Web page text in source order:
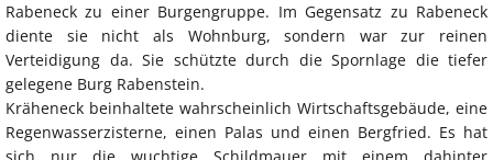
Rabeneck zu einer Burgengruppe. Im Gegensatz zu Rabeneck
diente sie nicht als Wohnburg, sondern war zur reinen
Verteidigung da. Sie schützte durch die Spornlage die tiefer
gelegene Burg Rabenstein.
Kräheneck beinhaltete wahrscheinlich Wirtschaftsgebäude, eine
Regenwasserzisterne, einen Palas und einen Bergfried. Es hat